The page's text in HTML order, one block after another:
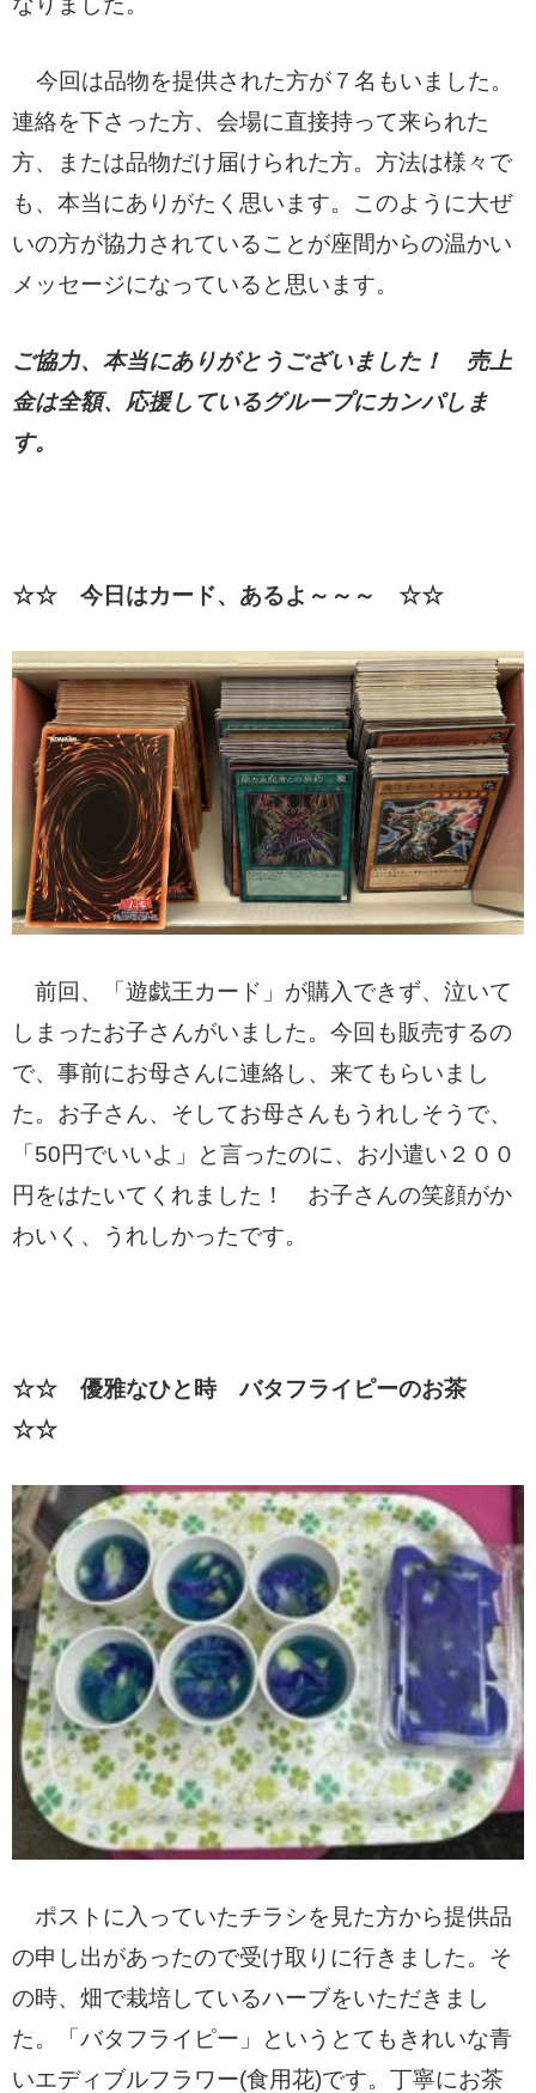
今回は品物を提供された方が７名もいました。
連絡を下さった方、会場に直接持って来られた
方、または品物だけ届けられた方。方法は様々で
も、本当にありがたく思います。このように大ぜ
いの方が協力されていることが座間からの温かい
メッセージになっていると思います。
ご協力、本当にありがとうございました！ 売上
金は全額、応援しているグループにカンパしま
す。
☆☆ 今日はカード、あるよ～～～ ☆☆
前回、「遊戯王カード」が購入できず、泣いて
しまったお子さんがいました。今回も販売するの
で、事前にお母さんに連絡し、来てもらいまし
た。お子さん、そしてお母さんもうれしそうで、
「50円でいいよ」と言ったのに、お小遣い２００
円をはたいてくれました！ お子さんの笑顔がか
わいく、うれしかったです。
☆☆ 優雅なひと時 バタフライピーのお茶
☆☆
ポストに入っていたチラシを見た方から提供品
の申し出があったので受け取りに行きました。そ
の時、畑で栽培しているハーブをいただきまし
た。「バタフライピー」というとてもきれいな青
いエディブルフラワー(食用花)です。丁寧にお茶